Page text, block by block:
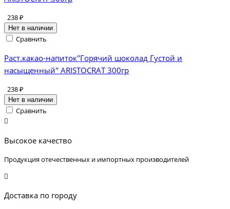
238 ₽
Нет в наличии
Сравнить
Раст.какао-напиток"Горячий шоколад Густой и
насыщенный" ARISTOCRAT 300гр
238 ₽
Нет в наличии
Сравнить
Высокое качество
Продукция отечественных и импортных производителей
Доставка по городу